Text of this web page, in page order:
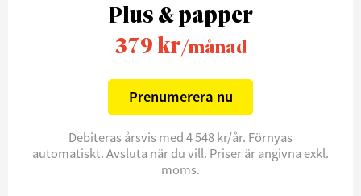
Plus & papper
379 kr/månad
Prenumerera nu
Debiteras årsvis med 4 548 kr/år. Förnyas
automatiskt. Avsluta när du vill. Priser är angivna exkl.
moms.